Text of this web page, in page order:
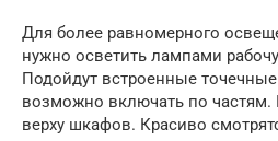
Для более равномерного
нужно осветить лампами
Подойдут встроенные
возможно включать по частям.
верху шкафов. Красиво